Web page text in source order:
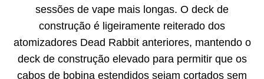
sessões de vape mais longas. O deck de
construção é ligeiramente reiterado dos
atomizadores Dead Rabbit anteriores, mantendo o
deck de construção elevado para permitir que os
cabos de bobina estendidos sejam cortados sem